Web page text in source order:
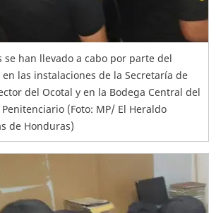
se han llevado a cabo por parte del
las instalaciones de la Secretaría de
del Ocotal y en la Bodega Central del
(Foto: MP/ El Heraldo
de Honduras)